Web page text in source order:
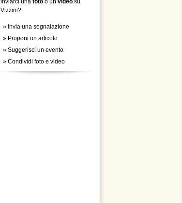
inviarci una foto o un video su
Vizzini?
» Invia una segnalazione
» Proponi un articolo
» Suggerisci un evento
» Condividi foto e video